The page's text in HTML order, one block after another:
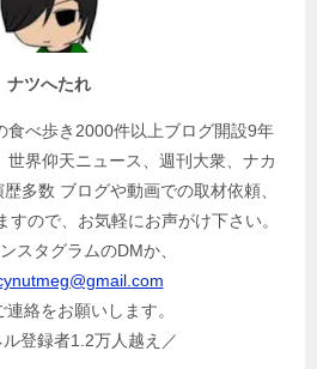
ナツへたれ
食べ歩き2000件以上ブログ開設9年
世界仰天ニュース、週刊大衆、ナカ
多数 ブログや動画での取材依頼、
すので、お気軽にお声がけ下さい。
スタグラムのDMか、
連絡をお願いします。
登録者1.2万人越え／